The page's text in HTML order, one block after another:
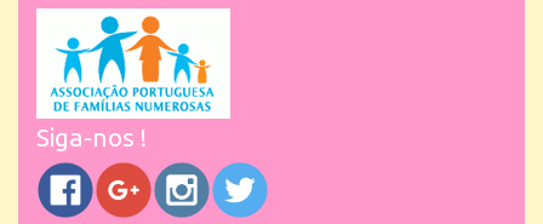
Siga-nos !